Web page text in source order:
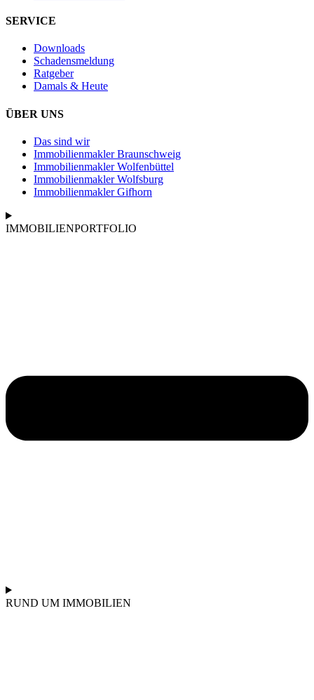
SERVICE
Downloads
Schadensmeldung
Ratgeber
Damals & Heute
ÜBER UNS
Das sind wir
Immobilienmakler Braunschweig
Immobilienmakler Wolfenbüttel
Immobilienmakler Wolfsburg
Immobilienmakler Gifhorn
IMMOBILIENPORTFOLIO
RUND UM IMMOBILIEN